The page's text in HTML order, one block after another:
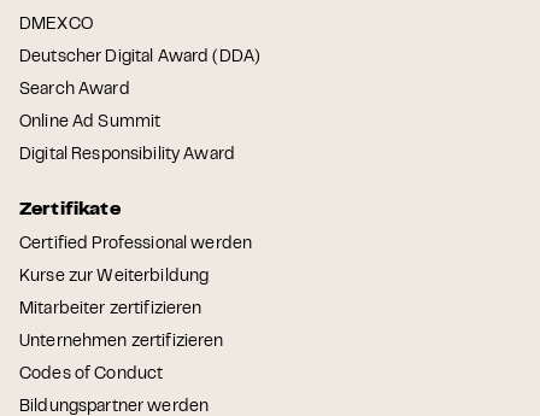
DMEXCO
Deutscher Digital Award (DDA)
Search Award
Online Ad Summit
Digital Responsibility Award
Zertifikate
Certified Professional werden
Kurse zur Weiterbildung
Mitarbeiter zertifizieren
Unternehmen zertifizieren
Codes of Conduct
Bildungspartner werden